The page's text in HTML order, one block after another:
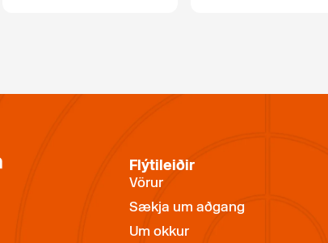
Flýtileiðir
Vörur
Sækja um aðgang
Um okkur